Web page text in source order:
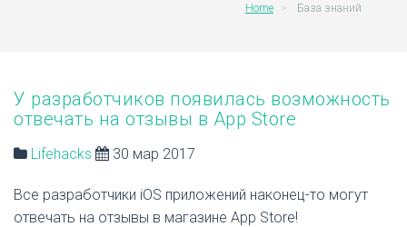
Home База знаний
У разработчиков появилась возможность
отвечать на отзывы в App Store
Lifehacks 30 мар 2017
Все разработчики iOS приложений наконец-то могут
отвечать на отзывы в магазине App Store!